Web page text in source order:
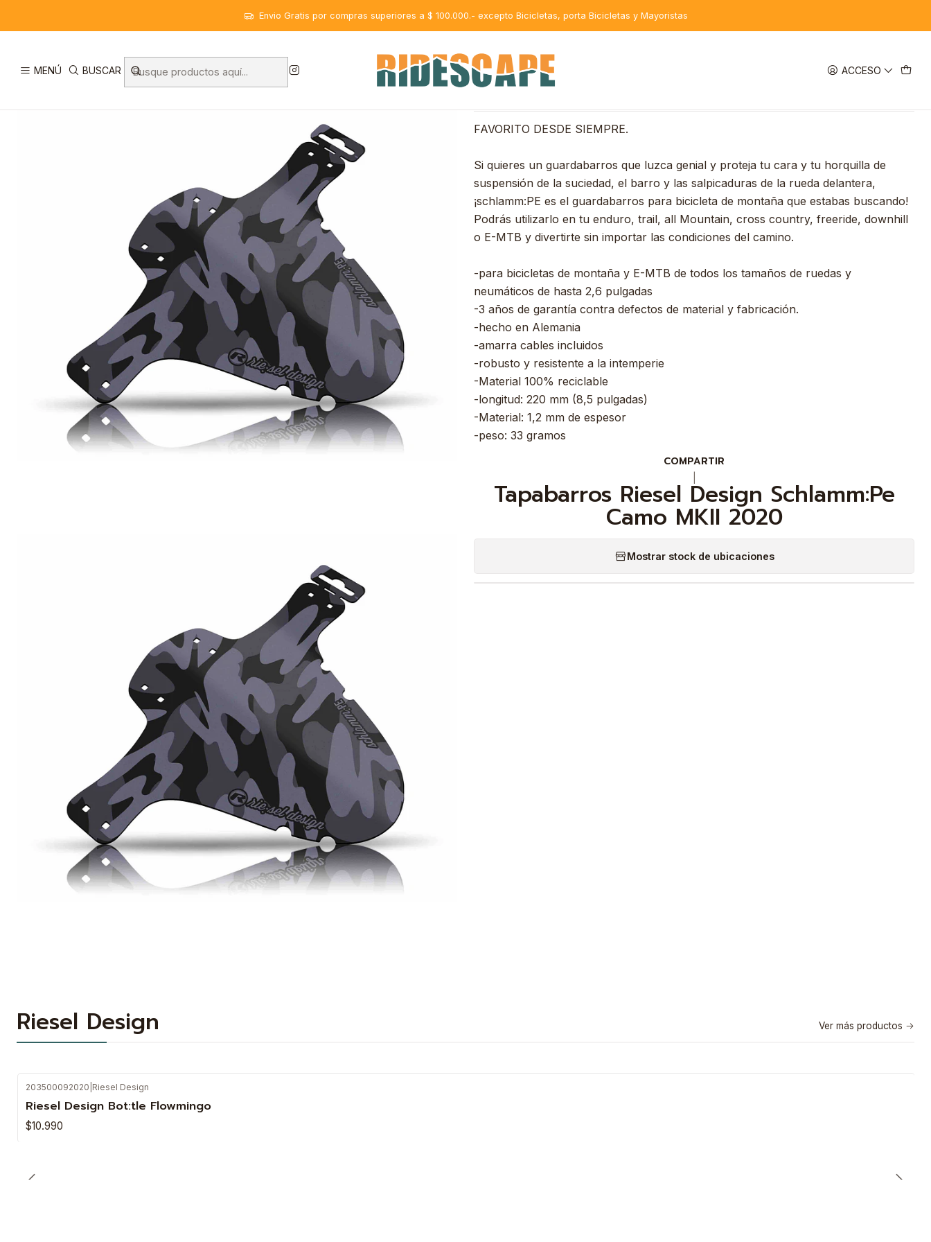
MENÚ BUSCAR ACCESO
Envio Gratis por compras superiores a $ 100.000.- excepto Bicicletas, porta Bicicletas y Mayoristas
Tapabarros Riesel Design Schlamm:Pe Camo MKII 2020
Cantidad
COMPRAR AHORA
FAVORITO DESDE SIEMPRE.
Si quieres un guardabarros que luzca genial y proteja tu cara y tu horquilla de
suspensión de la suciedad, el barro y las salpicaduras de la rueda delantera,
¡schlamm:PE es el guardabarros para bicicleta de montaña que estabas buscando!
Podrás utilizarlo en tu enduro, trail, all Mountain, cross country, freeride, downhill
o E-MTB y divertirte sin importar las condiciones del camino.
-para bicicletas de montaña y E-MTB de todos los tamaños de ruedas y
neumáticos de hasta 2,6 pulgadas
-3 años de garantía contra defectos de material y fabricación.
-hecho en Alemania
-amarra cables incluidos
-robusto y resistente a la intemperie
-Material 100% reciclable
-longitud: 220 mm (8,5 pulgadas)
-Material: 1,2 mm de espesor
-peso: 33 gramos
COMPARTIR
Tapabarros Riesel Design Schlamm:Pe
Camo MKII 2020
Mostrar stock de ubicaciones
Riesel Design Ver más productos
203500092020 Riesel Design
Riesel Design Bot:tle Flowmingo
$10.990